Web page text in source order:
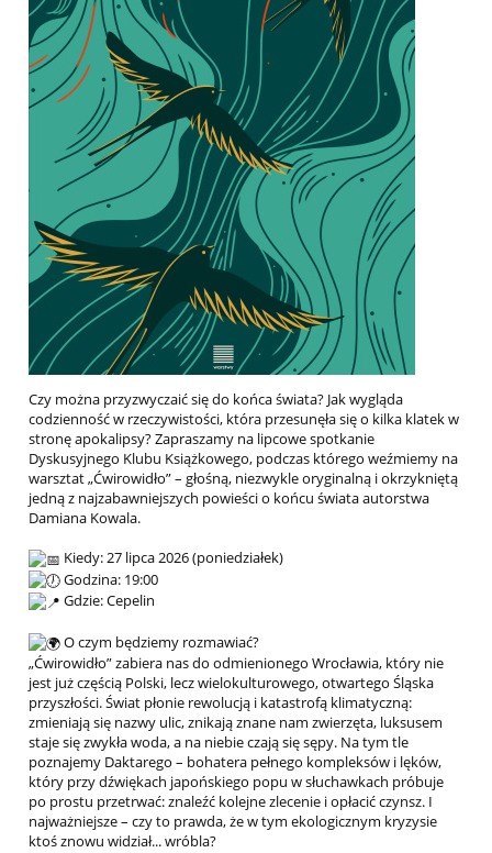
Czy można przyzwyczaić się do końca świata? Jak wygląda
codzienność w rzeczywistości, która przesunęła się o kilka klatek w
stronę apokalipsy? Zapraszamy na lipcowe spotkanie
Dyskusyjnego Klubu Książkowego, podczas którego weźmiemy na
warsztat „Ćwirowidło” – głośną, niezwykle oryginalną i okrzykniętą
jedną z najzabawniejszych powieści o końcu świata autorstwa
Damiana Kowala.
Kiedy: 27 lipca 2026 (poniedziałek)
Godzina: 19:00
Gdzie: Cepelin
O czym będziemy rozmawiać?
„Ćwirowidło” zabiera nas do odmienionego Wrocławia, który nie
jest już częścią Polski, lecz wielokulturowego, otwartego Śląska
przyszłości. Świat płonie rewolucją i katastrofą klimatyczną:
zmieniają się nazwy ulic, znikają znane nam zwierzęta, luksusem
staje się zwykła woda, a na niebie czają się sępy. Na tym tle
poznajemy Daktarego – bohatera pełnego kompleksów i lęków,
który przy dźwiękach japońskiego popu w słuchawkach próbuje
po prostu przetrwać: znaleźć kolejne zlecenie i opłacić czynsz. I
najważniejsze – czy to prawda, że w tym ekologicznym kryzysie
ktoś znowu widział... wróbla?